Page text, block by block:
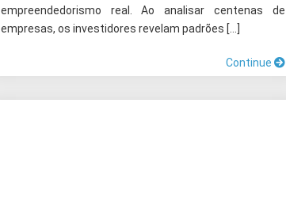
empreendedorismo real. Ao analisar centenas de
empresas, os investidores revelam padrões […]
Continue